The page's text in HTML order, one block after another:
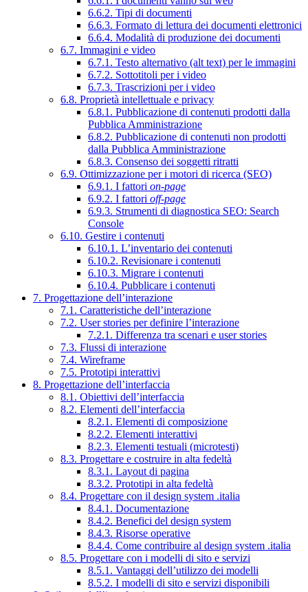
6.6.2. Tipi di documenti
6.6.3. Formato di lettura dei documenti elettronici
6.6.4. Modalità di produzione dei documenti
6.7. Immagini e video
6.7.1. Testo alternativo (alt text) per le immagini
6.7.2. Sottotitoli per i video
6.7.3. Trascrizioni per i video
6.8. Proprietà intellettuale e privacy
6.8.1. Pubblicazione di contenuti prodotti dalla
Pubblica Amministrazione
6.8.2. Pubblicazione di contenuti non prodotti
dalla Pubblica Amministrazione
6.8.3. Consenso dei soggetti ritratti
6.9. Ottimizzazione per i motori di ricerca (SEO)
6.9.1. I fattori on-page
6.9.2. I fattori off-page
6.9.3. Strumenti di diagnostica SEO: Search
Console
6.10. Gestire i contenuti
6.10.1. L’inventario dei contenuti
6.10.2. Revisionare i contenuti
6.10.3. Migrare i contenuti
6.10.4. Pubblicare i contenuti
7. Progettazione dell’interazione
7.1. Caratteristiche dell’interazione
7.2. User stories per definire l’interazione
7.2.1. Differenza tra scenari e user stories
7.3. Flussi di interazione
7.4. Wireframe
7.5. Prototipi interattivi
8. Progettazione dell’interfaccia
8.1. Obiettivi dell’interfaccia
8.2. Elementi dell’interfaccia
8.2.1. Elementi di composizione
8.2.2. Elementi interattivi
8.2.3. Elementi testuali (microtesti)
8.3. Progettare e costruire in alta fedeltà
8.3.1. Layout di pagina
8.3.2. Prototipi in alta fedeltà
8.4. Progettare con il design system .italia
8.4.1. Documentazione
8.4.2. Benefici del design system
8.4.3. Risorse operative
8.4.4. Come contribuire al design system .italia
8.5. Progettare con i modelli di sito e servizi
8.5.1. Vantaggi dell’utilizzo dei modelli
8.5.2. I modelli di sito e servizi disponibili